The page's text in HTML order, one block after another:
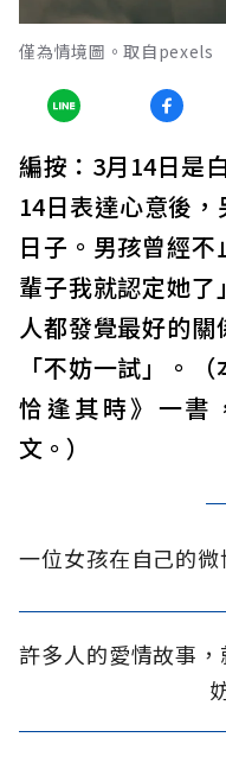
僅為情境圖。取自pexels
編按：3月14日是
14日表達心意後
日子。男孩曾經
輩子我就認定她
人都發覺最好的
「不妨一試」。
恰逢其時》一書
文。）
一位女孩在自己的微
許多人的愛情故事